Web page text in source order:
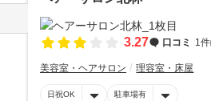
3.27 口コミ 1件
美容室・ヘアサロン 理容室・床屋
日祝OK 駐車場有